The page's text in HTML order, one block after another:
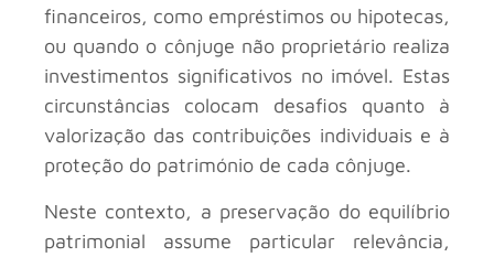
financeiros, como empréstimos ou hipotecas,
ou quando o cônjuge não proprietário realiza
investimentos significativos no imóvel. Estas
circunstâncias colocam desafios quanto à
valorização das contribuições individuais e à
proteção do património de cada cônjuge.
Neste contexto, a preservação do equilíbrio
patrimonial assume particular relevância,